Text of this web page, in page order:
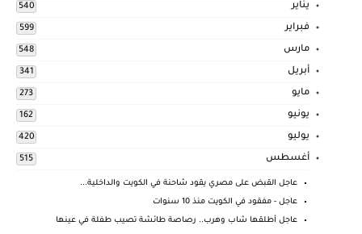
يناير 540
فبراير 599
مارس 548
أبريل 341
مايو 273
يونيو 162
يوليو 420
أغسطس 515
عاجل القبض على مصري يقود شاحنة في الكويت والداخلية...
عاجل - مفقود في الكويت منذ 10 سنوات
عاجل أطلقها شاب وهرب.. رصاصة طائشة تصيب طفلة في عينها